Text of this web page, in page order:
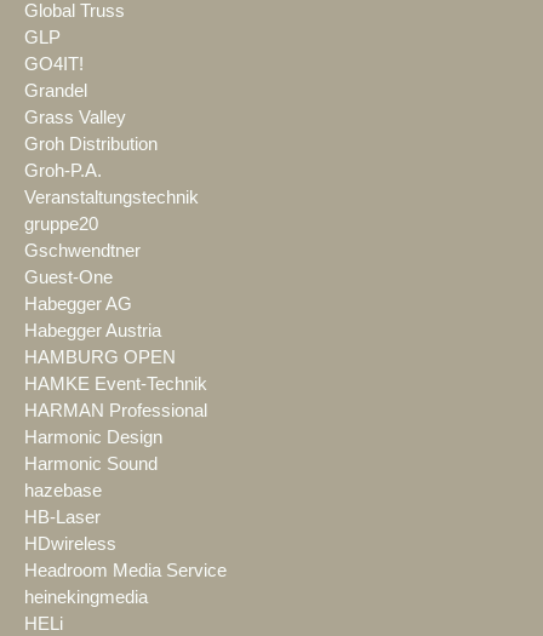
Global Truss
GLP
GO4IT!
Grandel
Grass Valley
Groh Distribution
Groh-P.A.
Veranstaltungstechnik
gruppe20
Gschwendtner
Guest-One
Habegger AG
Habegger Austria
HAMBURG OPEN
HAMKE Event-Technik
HARMAN Professional
Harmonic Design
Harmonic Sound
hazebase
HB-Laser
HDwireless
Headroom Media Service
heinekingmedia
HELi